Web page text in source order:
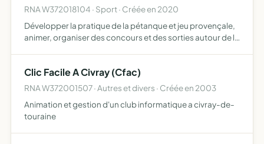
RNA W372018104 · Sport · Créée en 2020
Développer la pratique de la pétanque et jeu provençale,
animer, organiser des concours et des sorties autour de la
Clic Facile A Civray (Cfac)
RNA W372001507 · Autres et divers · Créée en 2003
Animation et gestion d'un club informatique a civray-de-
touraine